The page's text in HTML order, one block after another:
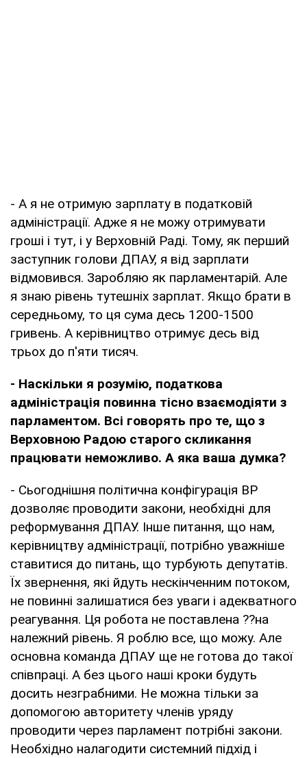
- А я не отримую зарплату в податковій
адміністрації. Адже я не можу отримувати
гроші і тут, і у Верховній Раді. Тому, як перший
заступник голови ДПАУ, я від зарплати
відмовився. Заробляю як парламентарій. Але
я знаю рівень тутешніх зарплат. Якщо брати в
середньому, то ця сума десь 1200-1500
гривень. А керівництво отримує десь від
трьох до п'яти тисяч.
- Наскільки я розумію, податкова
адміністрація повинна тісно взаємодіяти з
парламентом. Всі говорять про те, що з
Верховною Радою старого скликання
працювати неможливо. А яка ваша думка?
- Сьогоднішня політична конфігурація ВР
дозволяє проводити закони, необхідні для
реформування ДПАУ. Інше питання, що нам,
керівництву адміністрації, потрібно уважніше
ставитися до питань, що турбують депутатів.
Їх звернення, які йдуть нескінченним потоком,
не повинні залишатися без уваги і адекватного
реагування. Ця робота не поставлена ??на
належний рівень. Я роблю все, що можу. Але
основна команда ДПАУ ще не готова до такої
співпраці. А без цього наші кроки будуть
досить незграбними. Не можна тільки за
допомогою авторитету членів уряду
проводити через парламент потрібні закони.
Необхідно налагодити системний підхід і